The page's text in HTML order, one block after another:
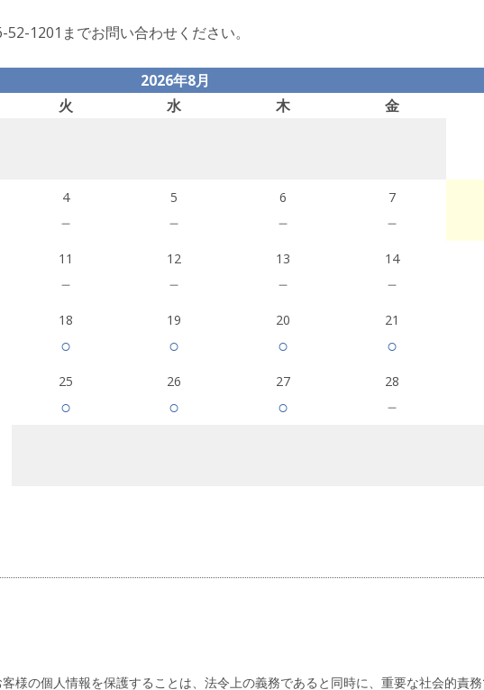
1201までお問い合わせください。
2026年8月
火 水 木 金
4
－
5
－
6
－
7
－
11
－
12
－
13
－
14
－
18
○
19
○
20
○
21
○
25
○
26
○
27
○
28
－
様の個人情報を保護することは、法令上の義務であると同時に、重要な社会的責